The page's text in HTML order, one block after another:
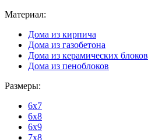
Материал:
Дома из кирпича
Дома из газобетона
Дома из керамических блоков
Дома из пеноблоков
Размеры:
6x7
6x8
6x9
7x8